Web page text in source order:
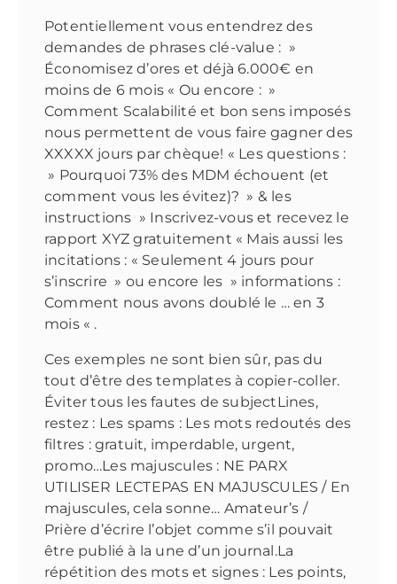
Potentiellement vous entendrez des
demandes de phrases clé-value : »
Économisez d’ores et déjà 6.000€ en
moins de 6 mois « Ou encore : »
Comment Scalabilité et bon sens imposés
nous permettent de vous faire gagner des
XXXXX jours par chèque! « Les questions :
» Pourquoi 73% des MDM échouent (et
comment vous les évitez)? » & les
instructions » Inscrivez-vous et recevez le
rapport XYZ gratuitement « Mais aussi les
incitations : « Seulement 4 jours pour
s’inscrire » ou encore les » informations :
Comment nous avons doublé le … en 3
mois « .
Ces exemples ne sont bien sûr, pas du
tout d’être des templates à copier-coller.
Éviter tous les fautes de subjectLines,
restez : Les spams : Les mots redoutés des
filtres : gratuit, imperdable, urgent,
promo…Les majuscules : NE PARX
UTILISER LECTEPAS EN MAJUSCULES / En
majuscules, cela sonne… Amateur’s /
Prière d’écrire l’objet comme s’il pouvait
être publié à la une d’un journal.La
répétition des mots et signes : Les points,